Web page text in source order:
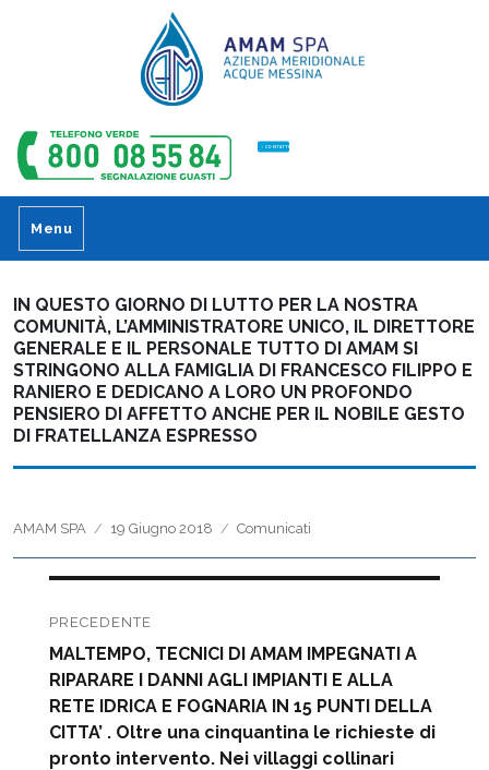
CONTATTI
Menu
IN QUESTO GIORNO DI LUTTO PER LA NOSTRA
COMUNITÀ, L’AMMINISTRATORE UNICO, IL DIRETTORE
GENERALE E IL PERSONALE TUTTO DI AMAM SI
STRINGONO ALLA FAMIGLIA DI FRANCESCO FILIPPO E
RANIERO E DEDICANO A LORO UN PROFONDO
PENSIERO DI AFFETTO ANCHE PER IL NOBILE GESTO
DI FRATELLANZA ESPRESSO
Autore
AMAM SPA
Pubblicato
19 Giugno 2018 Categorie
Comunicati
articoli
PRECEDENTE
Articolo
precedente:
MALTEMPO, TECNICI DI AMAM IMPEGNATI A
RIPARARE I DANNI AGLI IMPIANTI E ALLA
RETE IDRICA E FOGNARIA IN 15 PUNTI DELLA
CITTA’ . Oltre una cinquantina le richieste di
pronto intervento. Nei villaggi collinari